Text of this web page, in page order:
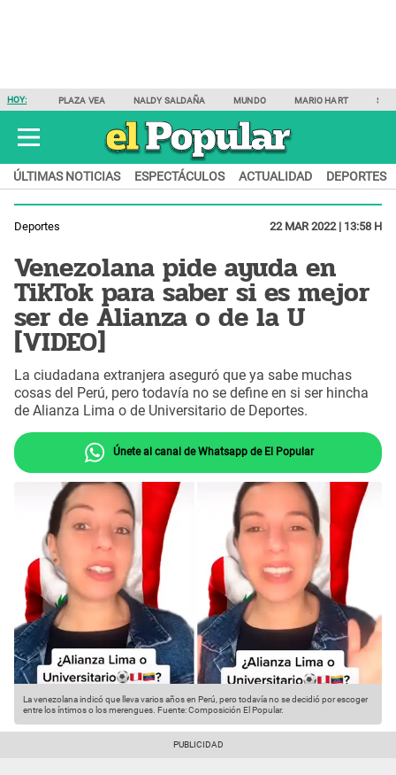
HOY: PLAZA VEA NALDY SALDAÑA MUNDO MARIO HART
ÚLTIMAS NOTICIAS ESPECTÁCULOS ACTUALIDAD DEPORTES
Deportes 22 MAR 2022 | 13:58 H
Venezolana pide ayuda en
TikTok para saber si es mejor
ser de Alianza o de la U
[VIDEO]
La ciudadana extranjera aseguró que ya sabe muchas
cosas del Perú, pero todavía no se define en si ser hincha
de Alianza Lima o de Universitario de Deportes.
Únete al canal de Whatsapp de El Popular
La venezolana indicó que lleva varios años en Perú, pero todavía no se decidió por escoger
entre los íntimos o los merengues. Fuente: Composición El Popular.